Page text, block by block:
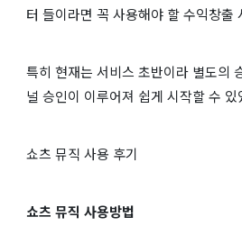
터 들이라면 꼭 사용해야 할 수익창출
특히 현재는 서비스 초반이라 별도의
널 승인이 이루어져 쉽게 시작할 수 있
쇼츠 뮤직 사용 후기
쇼츠 뮤직 사용방법